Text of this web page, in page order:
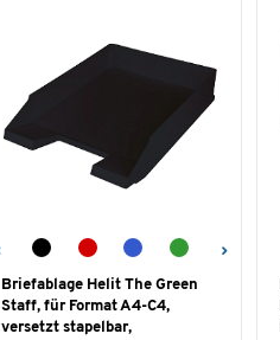
Briefablage Helit The Green
Staff, für Format A4-C4,
versetzt stapelbar,